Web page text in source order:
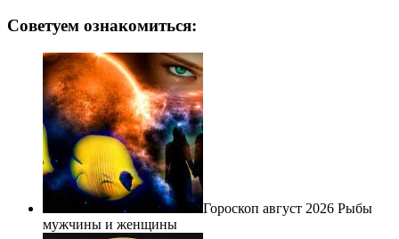
Советуем ознакомиться:
Гороскоп август 2026 Рыбы
мужчины и женщины